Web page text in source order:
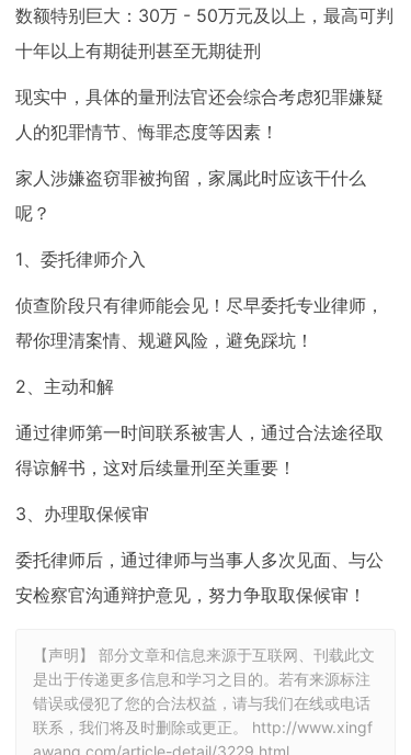
数额特别巨大：30万 - 50万元及以上，最高可判
十年以上有期徒刑甚至无期徒刑
现实中，具体的量刑法官还会综合考虑犯罪嫌疑
人的犯罪情节、悔罪态度等因素！
家人涉嫌盗窃罪被拘留，家属此时应该干什么
呢？
1、委托律师介入
侦查阶段只有律师能会见！尽早委托专业律师，
帮你理清案情、规避风险，避免踩坑！
2、主动和解
通过律师第一时间联系被害人，通过合法途径取
得谅解书，这对后续量刑至关重要！
3、办理取保候审
委托律师后，通过律师与当事人多次见面、与公
安检察官沟通辩护意见，努力争取取保候审！
【声明】 部分文章和信息来源于互联网、刊载此文
是出于传递更多信息和学习之目的。若有来源标注
错误或侵犯了您的合法权益，请与我们在线或电话
联系，我们将及时删除或更正。 http://www.xingf